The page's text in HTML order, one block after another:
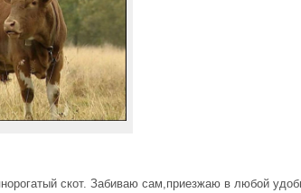
скот. Забиваю сам,приезжаю в любой